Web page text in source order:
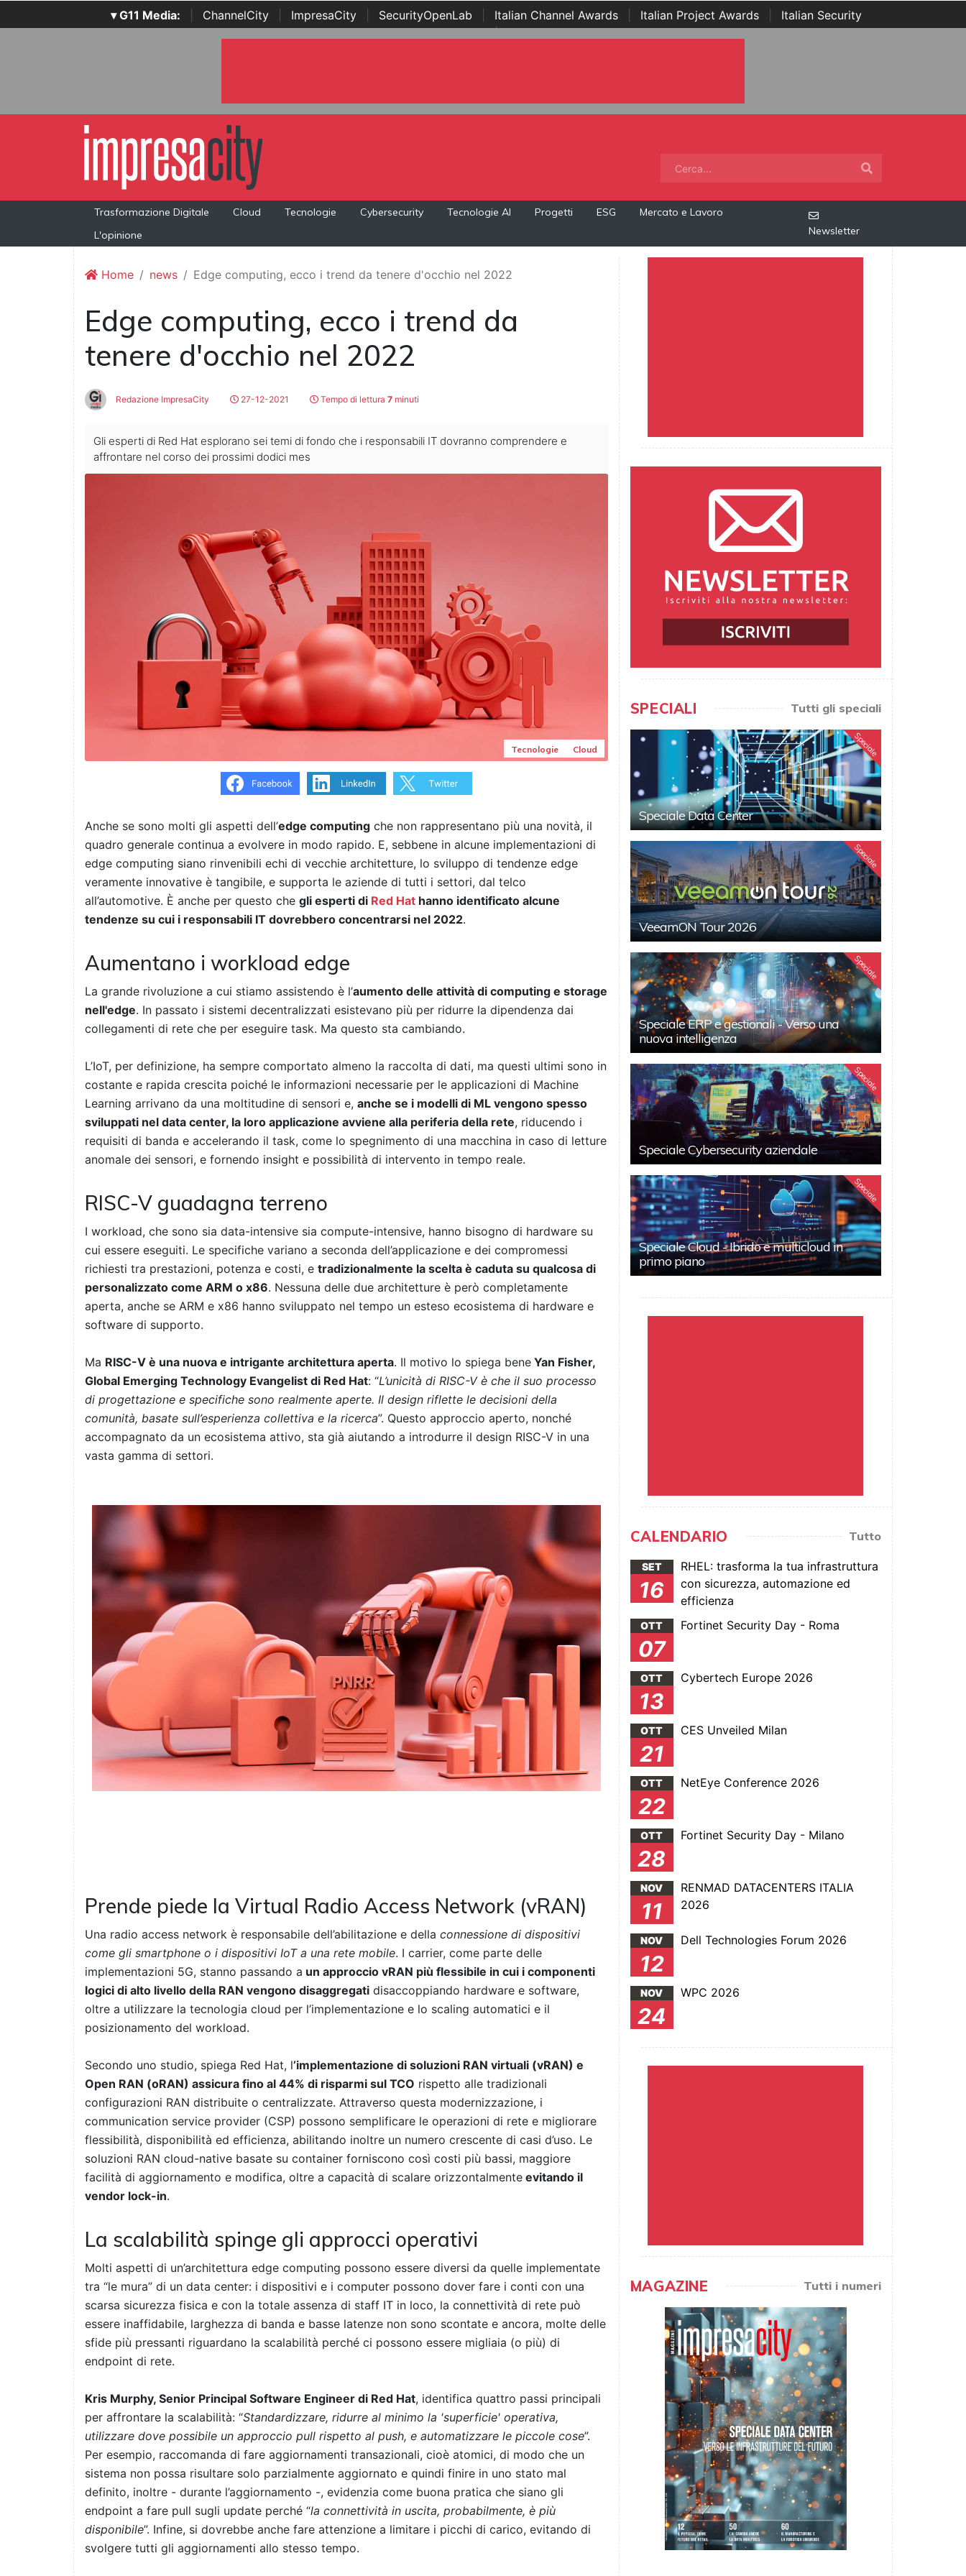
▾ G11 Media: ChannelCity ImpresaCity SecurityOpenLab Italian Channel Awards Italian Project Awards
Italian Security
Awards | ...
Trasformazione Digitale Cloud Tecnologie Cybersecurity Tecnologie AI Progetti ESG
Mercato e Lavoro
L'opinione
Newsletter
Home news Edge computing, ecco i trend da tenere d'occhio nel 2022
Edge computing, ecco i trend da
tenere d'occhio nel 2022
Redazione ImpresaCity 27-12-2021 Tempo di lettura 7 minuti
Gli esperti di Red Hat esplorano sei temi di fondo che i responsabili IT dovranno comprendere e
affrontare nel corso dei prossimi dodici mes
Tecnologie Cloud
Anche se sono molti gli aspetti dell’edge computing che non rappresentano più una novità, il
quadro generale continua a evolvere in modo rapido. E, sebbene in alcune implementazioni di
edge computing siano rinvenibili echi di vecchie architetture, lo sviluppo di tendenze edge
veramente innovative è tangibile, e supporta le aziende di tutti i settori, dal telco
all’automotive. È anche per questo che gli esperti di Red Hat hanno identificato alcune
tendenze su cui i responsabili IT dovrebbero concentrarsi nel 2022.
Aumentano i workload edge
La grande rivoluzione a cui stiamo assistendo è l’aumento delle attività di computing e storage
nell'edge. In passato i sistemi decentralizzati esistevano più per ridurre la dipendenza dai
collegamenti di rete che per eseguire task. Ma questo sta cambiando.
L’IoT, per definizione, ha sempre comportato almeno la raccolta di dati, ma questi ultimi sono in
costante e rapida crescita poiché le informazioni necessarie per le applicazioni di Machine
Learning arrivano da una moltitudine di sensori e, anche se i modelli di ML vengono spesso
sviluppati nel data center, la loro applicazione avviene alla periferia della rete, riducendo i
requisiti di banda e accelerando il task, come lo spegnimento di una macchina in caso di letture
anomale dei sensori, e fornendo insight e possibilità di intervento in tempo reale.
RISC-V guadagna terreno
I workload, che sono sia data-intensive sia compute-intensive, hanno bisogno di hardware su
cui essere eseguiti. Le specifiche variano a seconda dell’applicazione e dei compromessi
richiesti tra prestazioni, potenza e costi, e tradizionalmente la scelta è caduta su qualcosa di
personalizzato come ARM o x86. Nessuna delle due architetture è però completamente
aperta, anche se ARM e x86 hanno sviluppato nel tempo un esteso ecosistema di hardware e
software di supporto.
Ma RISC-V è una nuova e intrigante architettura aperta. Il motivo lo spiega bene Yan Fisher,
Global Emerging Technology Evangelist di Red Hat: “L’unicità di RISC-V è che il suo processo
di progettazione e specifiche sono realmente aperte. Il design riflette le decisioni della
comunità, basate sull’esperienza collettiva e la ricerca”. Questo approccio aperto, nonché
accompagnato da un ecosistema attivo, sta già aiutando a introdurre il design RISC-V in una
vasta gamma di settori.
Prende piede la Virtual Radio Access Network (vRAN)
Una radio access network è responsabile dell’abilitazione e della connessione di dispositivi
come gli smartphone o i dispositivi IoT a una rete mobile. I carrier, come parte delle
implementazioni 5G, stanno passando a un approccio vRAN più flessibile in cui i componenti
logici di alto livello della RAN vengono disaggregati disaccoppiando hardware e software,
oltre a utilizzare la tecnologia cloud per l’implementazione e lo scaling automatici e il
posizionamento del workload.
Secondo uno studio, spiega Red Hat, l’implementazione di soluzioni RAN virtuali (vRAN) e
Open RAN (oRAN) assicura fino al 44% di risparmi sul TCO rispetto alle tradizionali
configurazioni RAN distribuite o centralizzate. Attraverso questa modernizzazione, i
communication service provider (CSP) possono semplificare le operazioni di rete e migliorare
flessibilità, disponibilità ed efficienza, abilitando inoltre un numero crescente di casi d’uso. Le
soluzioni RAN cloud-native basate su container forniscono così costi più bassi, maggiore
facilità di aggiornamento e modifica, oltre a capacità di scalare orizzontalmente evitando il
vendor lock-in.
La scalabilità spinge gli approcci operativi
Molti aspetti di un’architettura edge computing possono essere diversi da quelle implementate
tra “le mura” di un data center: i dispositivi e i computer possono dover fare i conti con una
scarsa sicurezza fisica e con la totale assenza di staff IT in loco, la connettività di rete può
essere inaffidabile, larghezza di banda e basse latenze non sono scontate e ancora, molte delle
sfide più pressanti riguardano la scalabilità perché ci possono essere migliaia (o più) di
endpoint di rete.
Kris Murphy, Senior Principal Software Engineer di Red Hat, identifica quattro passi principali
per affrontare la scalabilità: “Standardizzare, ridurre al minimo la 'superficie' operativa,
utilizzare dove possibile un approccio pull rispetto al push, e automatizzare le piccole cose”.
Per esempio, raccomanda di fare aggiornamenti transazionali, cioè atomici, di modo che un
sistema non possa risultare solo parzialmente aggiornato e quindi finire in uno stato mal
definito, inoltre - durante l’aggiornamento -, evidenzia come buona pratica che siano gli
endpoint a fare pull sugli update perché “la connettività in uscita, probabilmente, è più
disponibile”. Infine, si dovrebbe anche fare attenzione a limitare i picchi di carico, evitando di
svolgere tutti gli aggiornamenti allo stesso tempo.
SPECIALI Tutti gli speciali
Speciale
Speciale Data Center
Speciale
VeeamON Tour 2026
Speciale
Speciale ERP e gestionali - Verso una
nuova intelligenza
Speciale
Speciale Cybersecurity aziendale
Speciale
Speciale Cloud - Ibrido e multicloud in
primo piano
CALENDARIO Tutto
SET
16
RHEL: trasforma la tua infrastruttura
con sicurezza, automazione ed
efficienza
OTT
07
Fortinet Security Day - Roma
OTT
13
Cybertech Europe 2026
OTT
21
CES Unveiled Milan
OTT
22
NetEye Conference 2026
OTT
28
Fortinet Security Day - Milano
NOV
11
RENMAD DATACENTERS ITALIA
2026
NOV
12
Dell Technologies Forum 2026
NOV
24
WPC 2026
MAGAZINE Tutti i numeri